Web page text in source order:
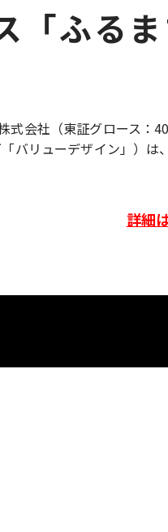
「ふる
式会社（東証グロース：
バリューデザイン」）は
詳細